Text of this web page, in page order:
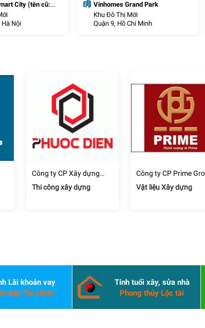
City (tên cũ:
Hà Nội
Vinhomes Grand Park
Khu Đô Thị Mới
Quận 9, Hồ Chí Minh
Công ty CP Xây dựng
ốc Phước Điền
Thi công xây dựng
Công ty CP Prime
Vật liệu Xây dựng
Lãi khoản vay
bẩy Tài chính
Tính tuổi xây, sửa nhà
Phong thủy Lộc tài